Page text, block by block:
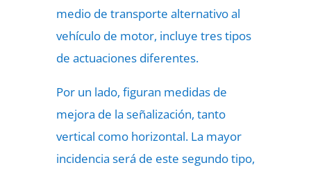
medio de transporte alternativo al
vehículo de motor, incluye tres tipos
de actuaciones diferentes.
Por un lado, figuran medidas de
mejora de la señalización, tanto
vertical como horizontal. La mayor
incidencia será de este segundo tipo,